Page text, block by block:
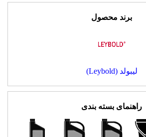
برند محصول
لیبولد (Leybold)
راهنمای بسته بندی